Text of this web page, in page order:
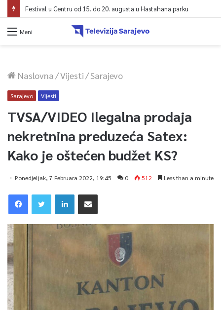
Festival u Centru od 15. do 20. augusta u Hastahana parku
Meni
Naslovna/Vijesti/Sarajevo
Sarajevo Vijesti
TVSA/VIDEO Ilegalna prodaja
nekretnina preduzeća Satex:
Kako je oštećen budžet KS?
Ponedjeljak, 7 Februara 2022, 19:45 0 512 Less than a minute